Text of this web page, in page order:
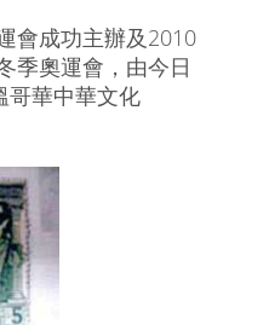
會成功主辦及2010
季奧運會，由今日
哥華中華文化